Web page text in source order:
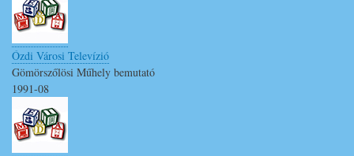
Ózdi Városi Televízió
Gömörszőlösi Műhely bemutató
1991-08